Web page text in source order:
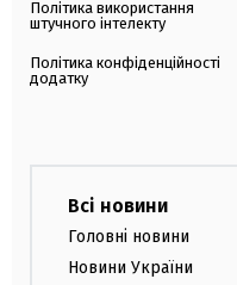
Політика використання
штучного інтелекту
Політика конфіденційності
додатку
Всі новини
Головні новини
Новини України